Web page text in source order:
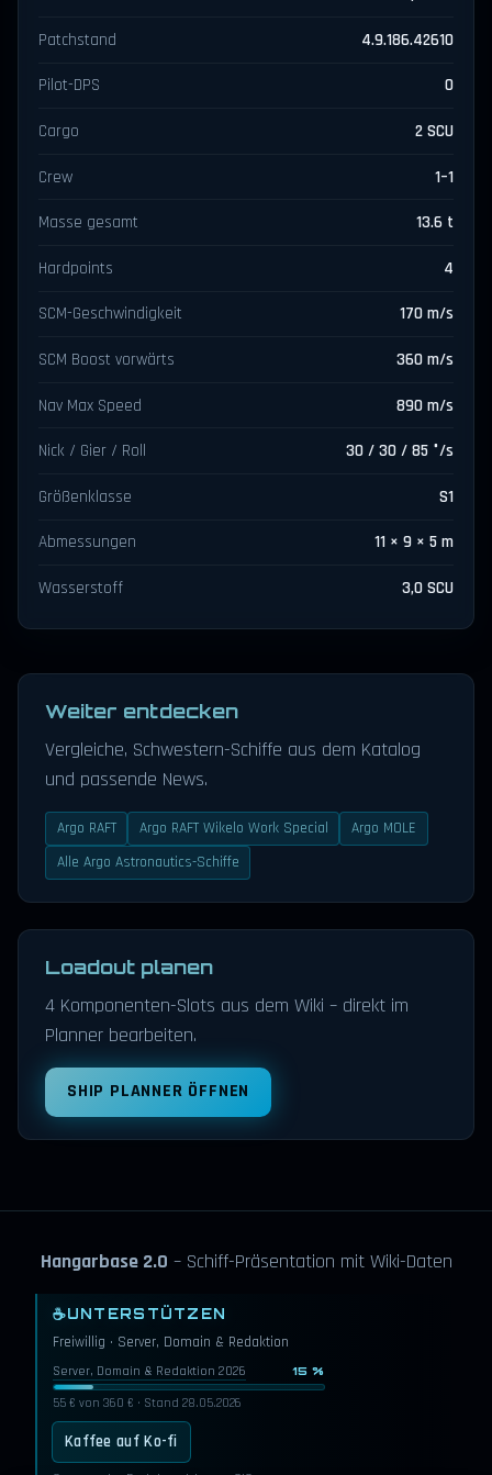
Patchstand 4.9.186.42610
Pilot-DPS 0
Cargo 2 SCU
Crew 1–1
Masse gesamt 13.6 t
Hardpoints 4
SCM-Geschwindigkeit 170 m/s
SCM Boost vorwärts 360 m/s
Nav Max Speed 890 m/s
Nick / Gier / Roll 30 / 30 / 85 °/s
Größenklasse S1
Abmessungen 11 × 9 × 5 m
Wasserstoff 3,0 SCU
Weiter entdecken
Vergleiche, Schwestern-Schiffe aus dem Katalog
und passende News.
Argo RAFT Argo RAFT Wikelo Work Special
Argo MOLE
Alle Argo Astronautics-Schiffe
Loadout planen
4 Komponenten-Slots aus dem Wiki – direkt im
Planner bearbeiten.
SHIP PLANNER ÖFFNEN
Hangarbase 2.0 – Schiff-Präsentation mit Wiki-Daten
☕UNTERSTÜTZEN
Freiwillig · Server, Domain & Redaktion
Server, Domain & Redaktion 2026 15 %
55 € von 360 € · Stand 28.05.2026
Kaffee auf Ko-fi